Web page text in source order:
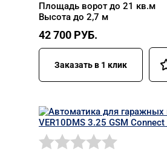
Площадь ворот до 21 кв.м
Высота до 2,7 м
42 700 РУБ.
Заказать в 1 клик